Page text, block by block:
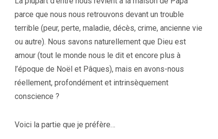
parce que nous nous retrouvons devant un trouble
terrible (peur, perte, maladie, décès, crime, ancienne vie
ou autre). Nous savons naturellement que Dieu est
amour (tout le monde nous le dit et encore plus à
l’époque de Noël et Pâques), mais en avons-nous
réellement, profondément et intrinsèquement
conscience ?
Voici la partie que je préfère…